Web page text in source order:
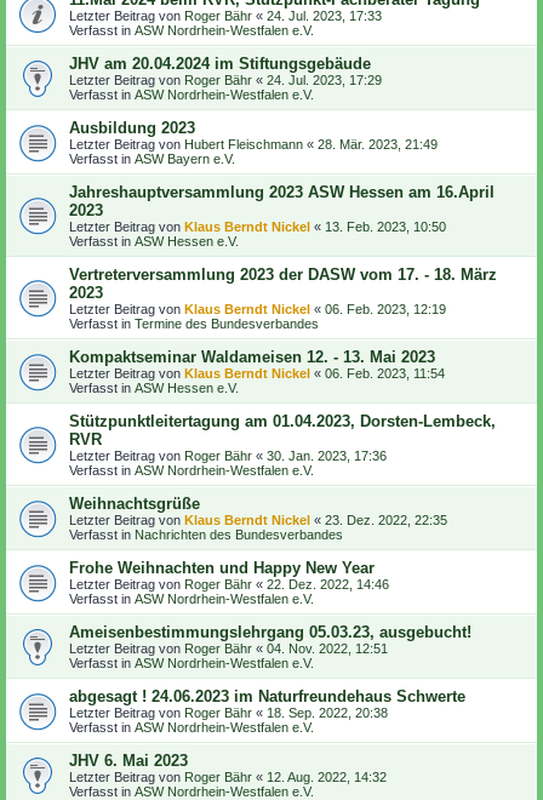
Letzter Beitrag von Roger Bähr « 24. Jul. 2023, 17:33
Verfasst in ASW Nordrhein-Westfalen e.V.
JHV am 20.04.2024 im Stiftungsgebäude
Letzter Beitrag von Roger Bähr « 24. Jul. 2023, 17:29
Verfasst in ASW Nordrhein-Westfalen e.V.
Ausbildung 2023
Letzter Beitrag von Hubert Fleischmann « 28. Mär. 2023, 21:49
Verfasst in ASW Bayern e.V.
Jahreshauptversammlung 2023 ASW Hessen am 16.April
2023
Letzter Beitrag von Klaus Berndt Nickel « 13. Feb. 2023, 10:50
Verfasst in ASW Hessen e.V.
Vertreterversammlung 2023 der DASW vom 17. - 18. März
2023
Letzter Beitrag von Klaus Berndt Nickel « 06. Feb. 2023, 12:19
Verfasst in Termine des Bundesverbandes
Kompaktseminar Waldameisen 12. - 13. Mai 2023
Letzter Beitrag von Klaus Berndt Nickel « 06. Feb. 2023, 11:54
Verfasst in ASW Hessen e.V.
Stützpunktleitertagung am 01.04.2023, Dorsten-Lembeck,
RVR
Letzter Beitrag von Roger Bähr « 30. Jan. 2023, 17:36
Verfasst in ASW Nordrhein-Westfalen e.V.
Weihnachtsgrüße
Letzter Beitrag von Klaus Berndt Nickel « 23. Dez. 2022, 22:35
Verfasst in Nachrichten des Bundesverbandes
Frohe Weihnachten und Happy New Year
Letzter Beitrag von Roger Bähr « 22. Dez. 2022, 14:46
Verfasst in ASW Nordrhein-Westfalen e.V.
Ameisenbestimmungslehrgang 05.03.23, ausgebucht!
Letzter Beitrag von Roger Bähr « 04. Nov. 2022, 12:51
Verfasst in ASW Nordrhein-Westfalen e.V.
abgesagt ! 24.06.2023 im Naturfreundehaus Schwerte
Letzter Beitrag von Roger Bähr « 18. Sep. 2022, 20:38
Verfasst in ASW Nordrhein-Westfalen e.V.
JHV 6. Mai 2023
Letzter Beitrag von Roger Bähr « 12. Aug. 2022, 14:32
Verfasst in ASW Nordrhein-Westfalen e.V.